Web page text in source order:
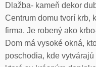
Dlažba- kameň dekor
Centrum domu tvorí krb,
firma. Je robený ako
Dom má vysoké okná,
poschodia, kde